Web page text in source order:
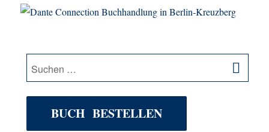
Dante Connection Buchhandlung in
Suche
nach:
BUCH BESTELLEN